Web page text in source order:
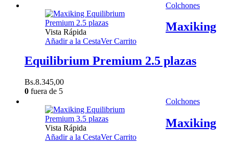
era:
Bs.3.970,00.
es:
Bs.3.573,00.
Vista Rápida
Añadir a la CestaVer Carrito
Colchones
Maxiking
Equilibrium Premium 2.5 plazas
Bs.8.345,00
0 fuera de 5
Vista Rápida
Añadir a la CestaVer Carrito
Colchones
Maxiking